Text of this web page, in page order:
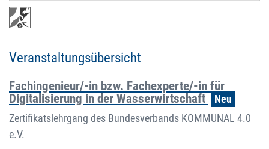
Veranstaltungsübersicht
Fachingenieur/-in bzw. Fachexperte/-in für
Digitalisierung in der Wasserwirtschaft
Neu
Zertifikatslehrgang des Bundesverbands KOMMUNAL 4.0
e.V.